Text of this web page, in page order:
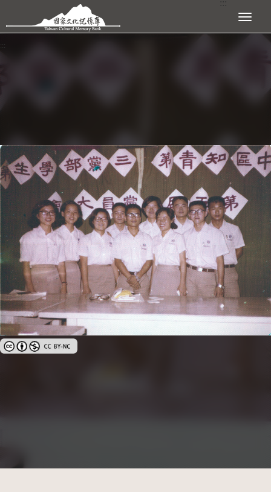
跳到主要內容區塊 展開選單
:::
創用CC姓名標示-非商業性 3.0 台灣及其後版本(CC BY-NC 3.0 TW +)